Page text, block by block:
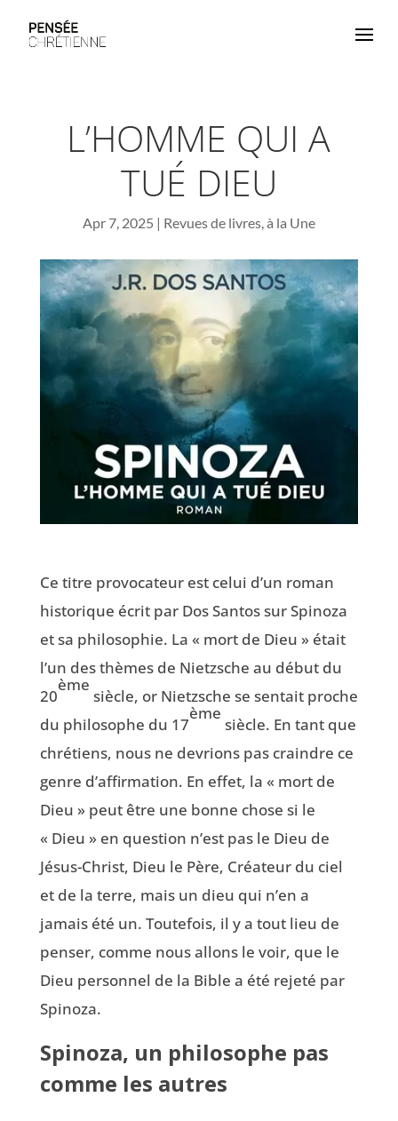
L’HOMME QUI A
TUÉ DIEU
Apr 7, 2025 | Revues de livres,à la Une
Ce titre provocateur est celui d’un roman
historique écrit par Dos Santos sur Spinoza
et sa philosophie. La « mort de Dieu » était
l’un des thèmes de Nietzsche au début du
20
ème
siècle, or Nietzsche se sentait proche
du philosophe du 17
ème
siècle. En tant que
chrétiens, nous ne devrions pas craindre ce
genre d’affirmation. En effet, la « mort de
Dieu » peut être une bonne chose si le
« Dieu » en question n’est pas le Dieu de
Jésus-Christ, Dieu le Père, Créateur du ciel
et de la terre, mais un dieu qui n’en a
jamais été un. Toutefois, il y a tout lieu de
penser, comme nous allons le voir, que le
Dieu personnel de la Bible a été rejeté par
Spinoza.
Spinoza, un philosophe pas
comme les autres